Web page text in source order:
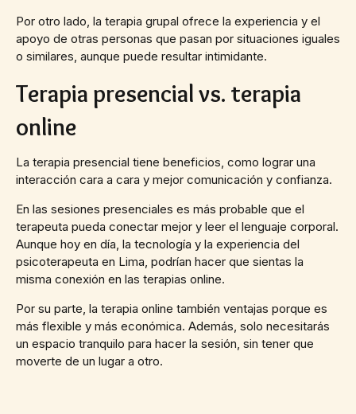
Por otro lado, la terapia grupal ofrece la experiencia y el
apoyo de otras personas que pasan por situaciones iguales
o similares, aunque puede resultar intimidante.
Terapia presencial vs. terapia
online
La terapia presencial tiene beneficios, como lograr una
interacción cara a cara y mejor comunicación y confianza.
En las sesiones presenciales es más probable que el
terapeuta pueda conectar mejor y leer el lenguaje corporal.
Aunque hoy en día, la tecnología y la experiencia del
psicoterapeuta en Lima, podrían hacer que sientas la
misma conexión en las terapias online.
Por su parte, la terapia online también ventajas porque es
más flexible y más económica. Además, solo necesitarás
un espacio tranquilo para hacer la sesión, sin tener que
moverte de un lugar a otro.